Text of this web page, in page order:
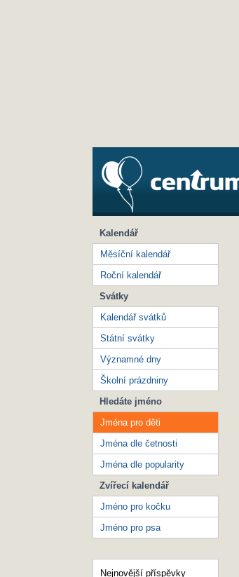
Kalendář
Měsíční kalendář
Roční kalendář
Svátky
Kalendář svátků
Státní svátky
Významné dny
Školní prázdniny
Hledáte jméno
Jména pro děti
Jména dle četnosti
Jména dle popularity
Zvířecí kalendář
Jméno pro kočku
Jméno pro psa
Nejnovější příspěvky